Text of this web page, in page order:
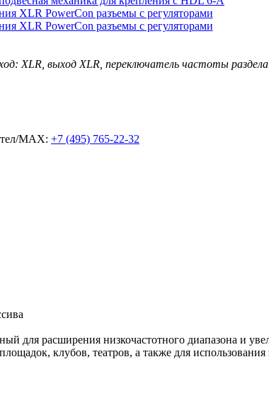
XLR, выход XLR, переключатель частоты раздела
MAX: +7 (495) 765-22-32
для расширения низкочастотного диапазона и
клубов, театров, а также для использования